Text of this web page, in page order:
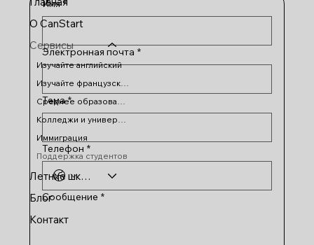
О CanStart
Сервисы
Изучайте английский
Иммиграция
Поддержка студентов
Летние школы
Блог
Контакт
Имя *
Электронная почта *
Тема *
Телефон *
Сообщение *